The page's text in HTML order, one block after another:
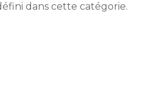
dans cette catégorie.